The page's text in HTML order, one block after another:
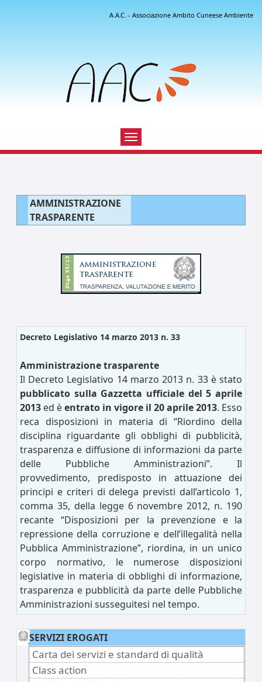
A.A.C. - Associazione Ambito Cuneese Ambiente
Toggle
navigation
AMMINISTRAZIONE
TRASPARENTE
Decreto Legislativo 14 marzo 2013 n. 33
Amministrazione trasparente
Il Decreto Legislativo 14 marzo 2013 n. 33 è stato
pubblicato sulla Gazzetta ufficiale del 5 aprile
2013 ed èentrato in vigore il 20 aprile 2013. Esso
reca disposizioni in materia di “Riordino della
disciplina riguardante gli obblighi di pubblicità,
trasparenza e diffusione di informazioni da parte
delle Pubbliche Amministrazioni”. Il
provvedimento, predisposto in attuazione dei
principi e criteri di delega previsti dall’articolo 1,
comma 35, della legge 6 novembre 2012, n. 190
recante “Disposizioni per la prevenzione e la
repressione della corruzione e dell’illegalità nella
Pubblica Amministrazione”, riordina, in un unico
corpo normativo, le numerose disposizioni
legislative in materia di obblighi di informazione,
trasparenza e pubblicità da parte delle Pubbliche
Amministrazioni susseguitesi nel tempo.
SERVIZI EROGATI
Carta dei servizi e standard di qualità
Class action